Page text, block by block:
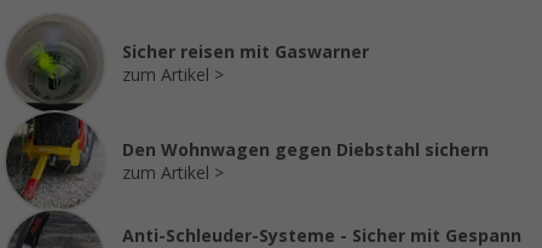
Sicher reisen mit Gaswarner
zum Artikel
Den Wohnwagen gegen Diebstahl sichern
zum Artikel
Anti-Schleuder-Systeme - Sicher mit Gespann